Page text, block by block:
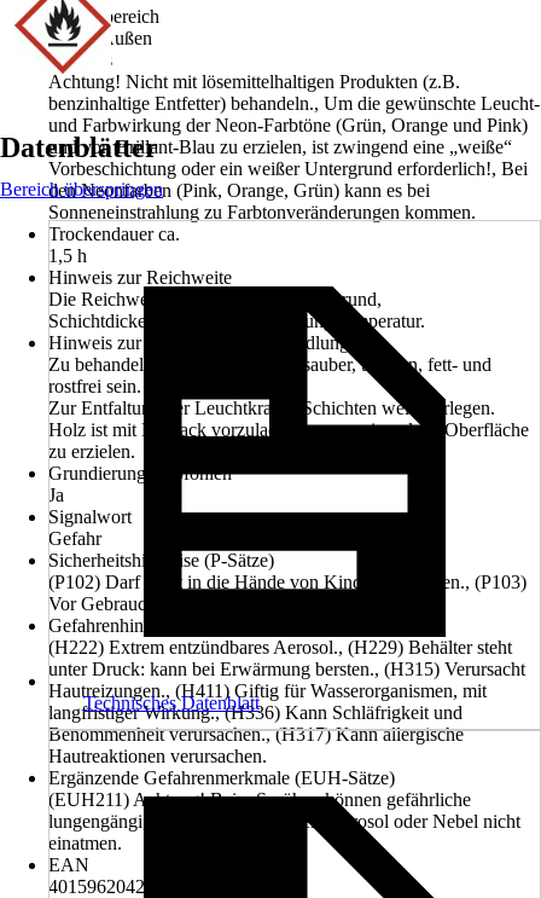
Einsatzbereich
Innen, Außen
Hinweis
Achtung! Nicht mit lösemittelhaltigen Produkten (z.B.
benzinhaltige Entfetter) behandeln., Um die gewünschte Leucht-
und Farbwirkung der Neon-Farbtöne (Grün, Orange und Pink)
und von Brillant-Blau zu erzielen, ist zwingend eine „weiße“
Vorbeschichtung oder ein weißer Untergrund erforderlich!, Bei
den Neonfarben (Pink, Orange, Grün) kann es bei
Sonneneinstrahlung zu Farbtonveränderungen kommen.
Trockendauer ca.
1,5 h
Hinweis zur Reichweite
Die Reichweite variiert je nach Untergrund,
Schichtdickenauftrag und Umgebungstemperatur.
Hinweis zur Untergrundvorbehandlung
Zu behandelnde Flächen müssen sauber, trocken, fett- und
rostfrei sein.
Zur Entfaltung der Leuchtkraft 2 Schichten weiß vorlegen.
Holz ist mit Klarlack vorzulackieren, um eine glatte Oberfläche
zu erzielen.
Grundierung empfohlen
Ja
Signalwort
Gefahr
Sicherheitshinweise (P-Sätze)
(P102) Darf nicht in die Hände von Kindern gelangen., (P103)
Vor Gebrauch Kennzeichnungsetikett lesen.
Gefahrenhinweise (H-Sätze)
(H222) Extrem entzündbares Aerosol., (H229) Behälter steht
unter Druck: kann bei Erwärmung bersten., (H315) Verursacht
Hautreizungen., (H411) Giftig für Wasserorganismen, mit
langfristiger Wirkung., (H336) Kann Schläfrigkeit und
Benommenheit verursachen., (H317) Kann allergische
Hautreaktionen verursachen.
Ergänzende Gefahrenmerkmale (EUH-Sätze)
(EUH211) Achtung! Beim Sprühen können gefährliche
lungengängige Tröpfchen entstehen. Aerosol oder Nebel nicht
einatmen.
EAN
4015962042544
Datenblätter
Bereich überspringen
Technisches Datenblatt